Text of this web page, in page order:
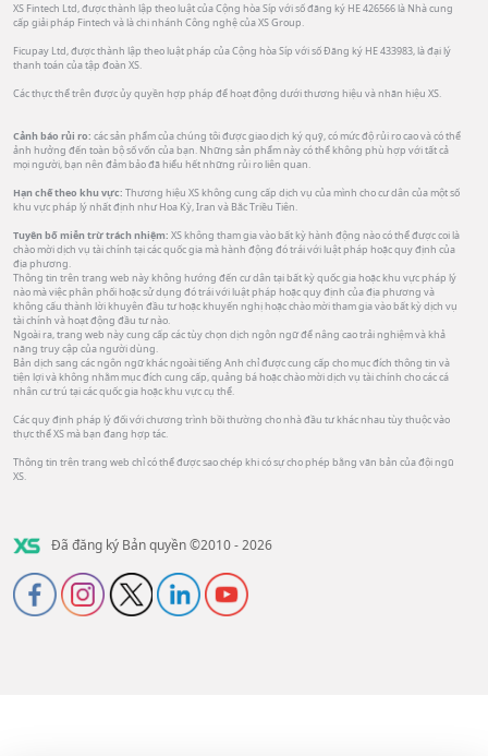
XS Fintech Ltd, được thành lập theo luật của Cộng hòa Síp với số đăng ký HE 426566 là Nhà cung
cấp giải pháp Fintech và là chi nhánh Công nghệ của XS Group.
Ficupay Ltd, được thành lập theo luật pháp của Cộng hòa Síp với số Đăng ký HE 433983, là đại lý
thanh toán của tập đoàn XS.
Các thực thể trên được ủy quyền hợp pháp để hoạt động dưới thương hiệu và nhãn hiệu XS.
Cảnh báo rủi ro: các sản phẩm của chúng tôi được giao dịch ký quỹ, có mức độ rủi ro cao và có thể
ảnh hưởng đến toàn bộ số vốn của bạn. Những sản phẩm này có thể không phù hợp với tất cả
mọi người, bạn nên đảm bảo đã hiểu hết những rủi ro liên quan.
Hạn chế theo khu vực: Thương hiệu XS không cung cấp dịch vụ của mình cho cư dân của một số
khu vực pháp lý nhất định như Hoa Kỳ, Iran và Bắc Triều Tiên.
Tuyên bố miễn trừ trách nhiệm: XS không tham gia vào bất kỳ hành động nào có thể được coi là
chào mời dịch vụ tài chính tại các quốc gia mà hành động đó trái với luật pháp hoặc quy định của
địa phương.
Thông tin trên trang web này không hướng đến cư dân tại bất kỳ quốc gia hoặc khu vực pháp lý
nào mà việc phân phối hoặc sử dụng đó trái với luật pháp hoặc quy định của địa phương và
không cấu thành lời khuyên đầu tư hoặc khuyến nghị hoặc chào mời tham gia vào bất kỳ dịch vụ
tài chính và hoạt động đầu tư nào.
Ngoài ra, trang web này cung cấp các tùy chọn dịch ngôn ngữ để nâng cao trải nghiệm và khả
năng truy cập của người dùng.
Bản dịch sang các ngôn ngữ khác ngoài tiếng Anh chỉ được cung cấp cho mục đích thông tin và
tiện lợi và không nhằm mục đích cung cấp, quảng bá hoặc chào mời dịch vụ tài chính cho các cá
nhân cư trú tại các quốc gia hoặc khu vực cụ thể.
Các quy định pháp lý đối với chương trình bồi thường cho nhà đầu tư khác nhau tùy thuộc vào
thực thể XS mà bạn đang hợp tác.
Thông tin trên trang web chỉ có thể được sao chép khi có sự cho phép bằng văn bản của đội ngũ
XS.
Đã đăng ký Bản quyền ©2010 - 2026